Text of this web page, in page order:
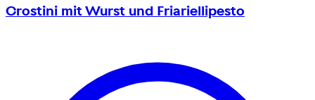
Crostini mit Wurst und Friariellipesto